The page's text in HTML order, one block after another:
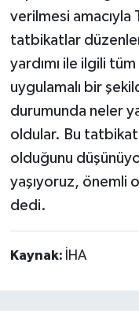
verilmesi amacıyla
tatbikatlar
yardımı ile ilgili
uygulamalı bir
durumunda neler
oldular. Bu
olduğunu
yaşıyoruz, önemli
dedi.
Kaynak: İHA